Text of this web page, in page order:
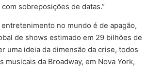
sobreposições de datas.”
no mundo é de apagão,
de shows estimado em 29 bilhões de
uma ideia da dimensão da crise, todos
musicais da Broadway, em Nova York,